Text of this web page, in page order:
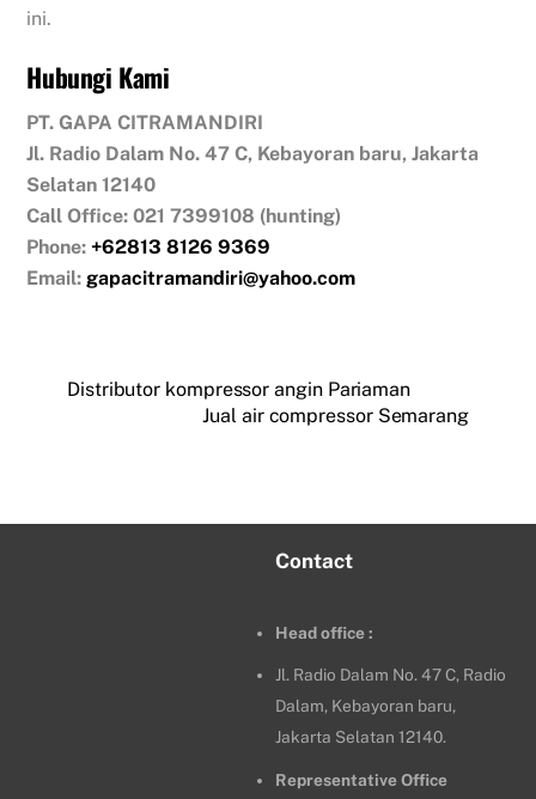
ini.
Hubungi Kami
PT. GAPA CITRAMANDIRI
Jl. Radio Dalam No. 47 C, Kebayoran baru, Jakarta
Selatan 12140
Call Office: 021 7399108 (hunting)
Phone: +62813 8126 9369
Email: gapacitramandiri@yahoo.com
Distributor kompressor angin Pariaman
Jual air compressor Semarang
Contact
Head office :
Jl. Radio Dalam No. 47 C, Radio
Dalam, Kebayoran baru,
Jakarta Selatan 12140.
Representative Office